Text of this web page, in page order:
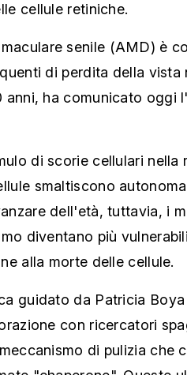
cellule retiniche.
senile (AMD) è
di perdita della vista
anni, ha comunicato oggi
di scorie cellulari nella
smaltiscono
dell'età, tuttavia, i
diventano più
alla morte delle cellule.
guidato da Patricia
con ricercatori
di pulizia che